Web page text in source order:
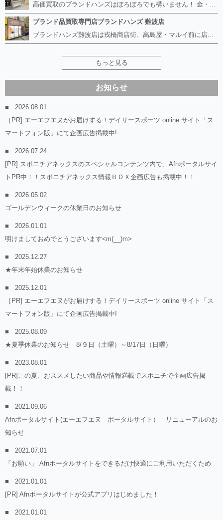
高価買取のブランドハンズはぼろぼろでも構いません！ 金・貴金属、ルイヴィトンやエルメス、シャネルの使ってないものはございませんか？ 他店に断られたものも当店ならお買取り可能です！ ロレックスやフェンディ、グッチも大歓迎！ ブランド品や貴金属、時計、宝石、ダイヤモンドは特に高価買取ですがブランド食器、スマホ、美容機器、銀製品など幅広く取り扱っております。
ブランド品買取専門店ブランドハンズ 難波店
ブランドハンズ難波店は戎橋商店街、高島屋・マルイ前に店舗があります！ ボロボロのルイヴィトン、エルメス、シャネルも高価買取！！ ぼろぼろのものでもブランドハンズなら高くお買取り致します！ ブランド香水や化粧品、動かない時計、ロレックスは特に高価買取です。 貴金属や宝石、ダイヤモンドの鑑定書がないものでもしっかり見させて頂きます。 是非お気軽にお越しください。
もっと見る
お知らせ
2026.08.01
［PR] エーエフエヌがお届けする！デイリースポーツ online サイト「ス
マートフォン版」にて企画広告掲載中!
2026.07.24
[PR] スポニチアネックスのスペシャルコンテンツ内で、Afnポータルサイ
トPR中！！スポニチアネックス情報ＢＯＸ企画広告も掲載中！！
2026.05.02
ゴールデンウィークの休業日のお知らせ
2026.01.01
明けましておめでとうございます<m(__)m>
2025.12.27
★年末年始休業のお知らせ
2025.12.01
［PR] エーエフエヌがお届けする！デイリースポーツ online サイト「ス
マートフォン版」にて企画広告掲載中!
2025.08.09
★夏季休業のお知らせ 8/９日（土曜）～8/17日（日曜）
2023.08.01
[PR]この夏、おススメしたい商品や情報満載でスポニチで企画広告掲
載！！
2021.09.06
Afnポータルサイト(エーエフエヌ ポータルサイト） リニューアルのお
知らせ
2021.07.01
「お願い」 Afnポータルサイトをできるだけ快適にご利用いただくため
2021.01.01
[PR] Afnポータルサイトが公式アプリはじめました！
2021.01.01